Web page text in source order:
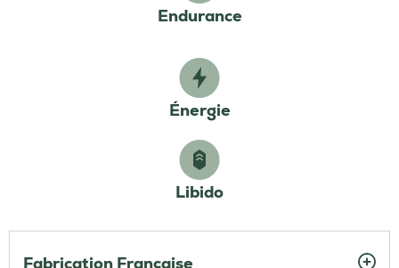
Endurance
Énergie
Libido
Fabrication Française